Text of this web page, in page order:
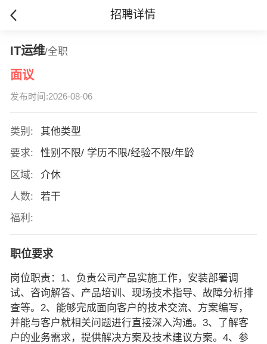
招聘详情
IT运维/全职
面议
发布时间:2026-08-06
类别:
其他类型
要求:
性别不限/ 学历不限/经验不限/年龄
区域:
介休
人数:
若干
福利:
职位要求
岗位职责：1、负责公司产品实施工作，安装部署调
试、咨询解答、产品培训、现场技术指导、故障分析排
查等。2、能够完成面向客户的技术交流、方案编写，
并能与客户就相关问题进行直接深入沟通。3、了解客
户的业务需求，提供解决方案及技术建议方案。4、参